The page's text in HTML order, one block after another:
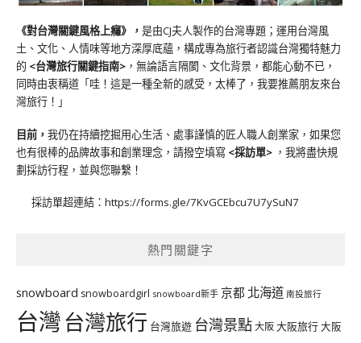
《對台灣關鍵風格上癮》 ， 是由CJ夫人製作的台灣專題；運用台灣風
土、文化、人情味等地方深厚底蘊，構成專為旅行者認識台灣獨特魅力
的 <台灣旅行關鍵指南> ，無論語言隔閡、文化背景，都能心動不已，
同時由衷稱道「哇！這是一種全新的感受，太棒了，我要推薦朋友來台
灣旅行！」
目前， 我仍在持續挖掘用心生活、處事謹慎的匠人職人創業家，如果您
也有很棒的品牌故事和創業理念，請撥空填寫 <採訪單> ，我將盡快規
劃採訪行程，並與您聯繫！
採訪單超連結： https://forms.gle/7KvGCEbcu7U7ySuN7
熱門關鍵字
snowboard snowboardgirl snowboard新手 京都 北海道 南投旅行
台灣台灣旅行 台灣旅遊 台灣景點大阪大阪旅行大阪